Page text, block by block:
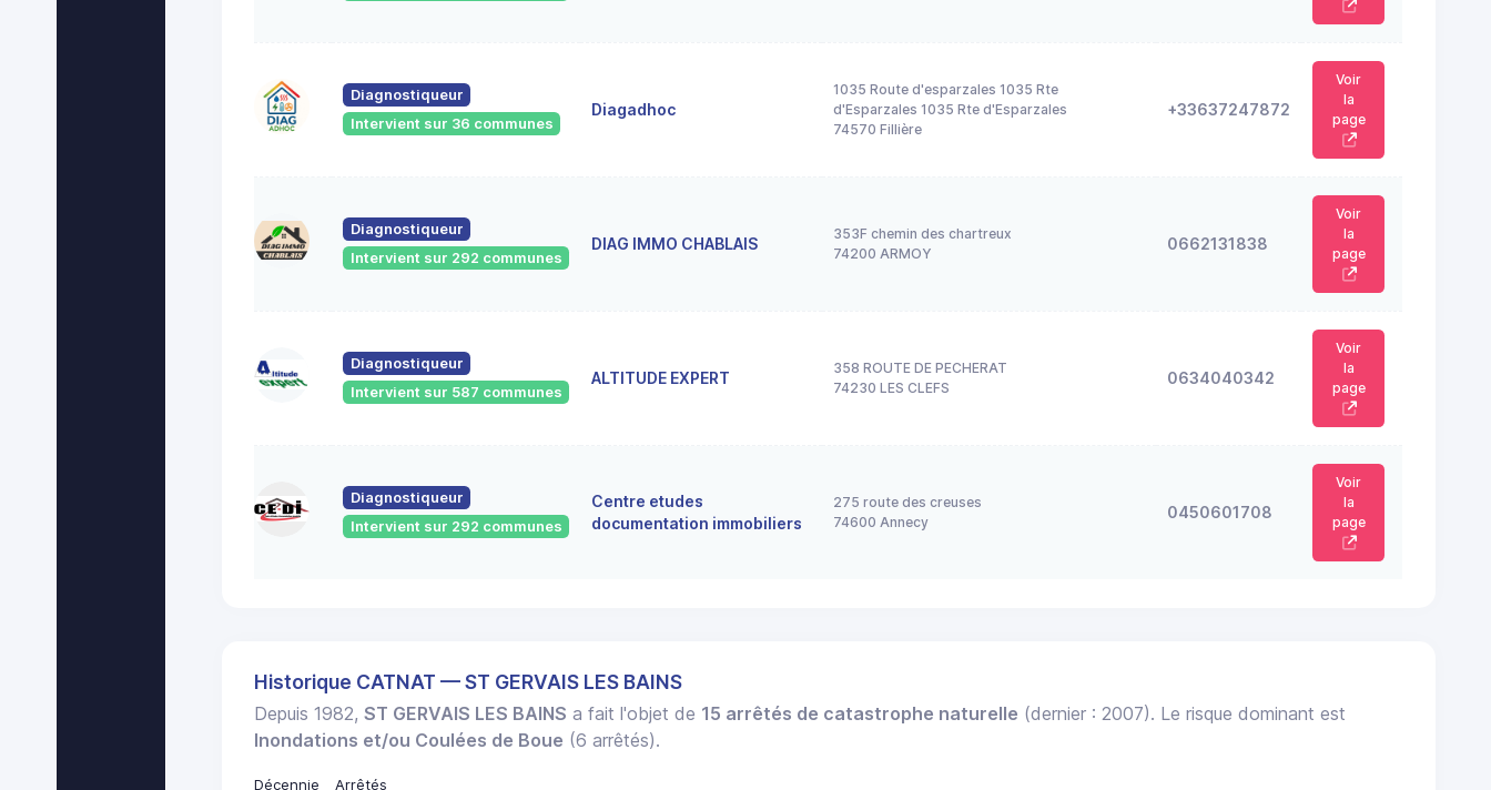
Diagnostiqueur
Intervient sur 36 communes
Diagadhoc
1035 Route d'esparzales 1035 Rte
d'Esparzales 1035 Rte d'Esparzales
74570 Fillière
+33637247872
Voir
la
page
Diagnostiqueur
Intervient sur 292 communes
DIAG IMMO CHABLAIS
353F chemin des chartreux
74200 ARMOY
0662131838
Voir
la
page
Diagnostiqueur
Intervient sur 587 communes
ALTITUDE EXPERT
358 ROUTE DE PECHERAT
74230 LES CLEFS
0634040342
Voir
la
page
Diagnostiqueur
Intervient sur 292 communes
Centre etudes
documentation immobiliers
275 route des creuses
74600 Annecy
0450601708
Voir
la
page
Historique CATNAT — ST GERVAIS LES BAINS
Depuis 1982,ST GERVAIS LES BAINS a fait l'objet de 15 arrêtés de catastrophe naturelle (dernier : 2007). Le risque dominant est
Inondations et/ou Coulées de Boue (6 arrêtés).
Décennie Arrêtés